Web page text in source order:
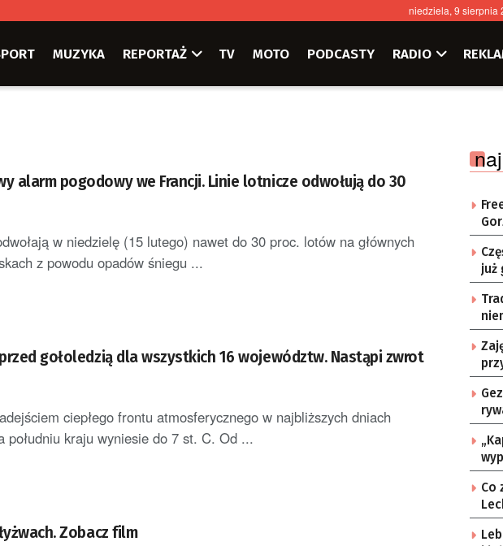
niedziela, 9 sierpnia
MUZYKA REPORTAŻ TV MOTO PODCASTY RADIO
alarm pogodowy we Francji. Linie lotnicze odwołują do 30
w niedzielę (15 lutego) nawet do 30 proc. lotów na głównych
z powodu opadów śniegu ...
gołoledzią dla wszystkich 16 województw. Nastąpi zwrot
ciepłego frontu atmosferycznego w najbliższych dniach
południu kraju wyniesie do 7 st. C. Od ...
Zobacz film
już
Co